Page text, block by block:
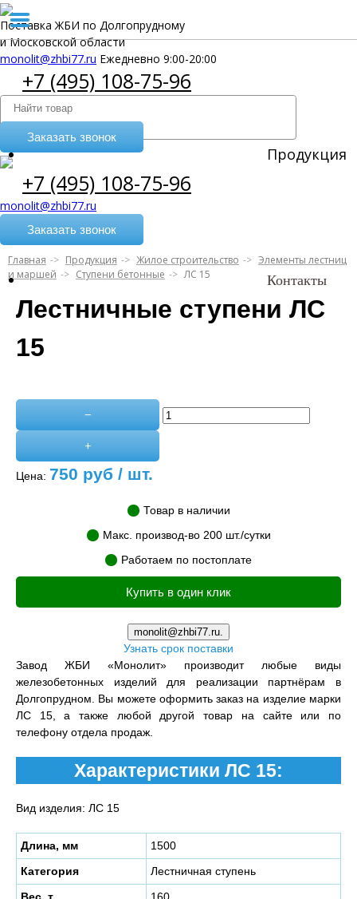
Продукция
Контакты
Поставка ЖБИ по Долгопрудному
и Московской области
monolit@zhbi77.ru Ежедневно 9:00-20:00
+7 (495) 108-75-96
Заказать звонок
+7 (495) 108-75-96
monolit@zhbi77.ru
Заказать звонок
Главная Продукция Жилое строительство
Элементы лестниц
и маршей
Ступени бетонные ЛС 15
Лестничные ступени ЛС
15
−
+
Цена: 750 руб / шт.
Товар в наличии
Макс. производ-во 200 шт./сутки
Работаем по постоплате
Купить в один клик
monolit@zhbi77.ru.
Узнать срок поставки
Завод ЖБИ «Монолит» производит любые виды
железобетонных изделий для реализации партнёрам в
Долгопрудном. Вы можете оформить заказ на изделие марки
ЛС 15, а также любой другой товар на сайте или по
телефону отдела продаж.
Характеристики ЛС 15:
Вид изделия: ЛС 15
Длина, мм
1500
Категория
Лестничная ступень